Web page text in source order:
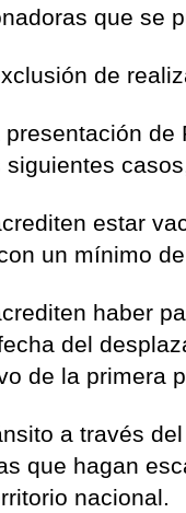
que se
de
siguientes
estar
un mínimo
haber
del
de la primera
a través
que hagan
nacional.